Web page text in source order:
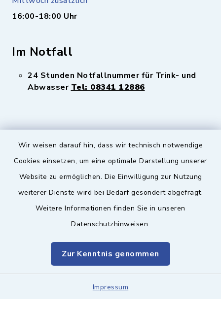
Wir weisen darauf hin, dass wir technisch notwendige
Cookies einsetzen, um eine optimale Darstellung unserer
Website zu ermöglichen. Die Einwilligung zur Nutzung
weiterer Dienste wird bei Bedarf gesondert abgefragt.
Weitere Informationen finden Sie in unseren
Datenschutzhinweisen.
Zur Kenntnis genommen
Impressum
16:00-18:00 Uhr
Im Notfall
24 Stunden Notfallnummer für Trink- und
Abwasser Tel: 08341 12886
Sicherer Kontakt
Datenschutz
Sitemap
Leitweg-ID & Rechnungsadressen